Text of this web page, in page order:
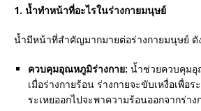
1. น้ำทำหน้าที่อะไรในร่างกายมนุษย์
น้ำมีหน้าที่สำคัญมากมายต่อร่างกายมนุษย์ ดั
ควบคุมอุณหภูมิร่างกาย: น้ำช่วยควบคุมอุ
เมื่อร่างกายร้อน ร่างกายจะขับเหงื่อเพื่อ
ระเหยออกไปจะพาความร้อนออกจากร่าง